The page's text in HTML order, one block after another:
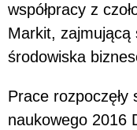
współpracy z
Markit, zajmującą
środowiska
Prace
naukowego 2016